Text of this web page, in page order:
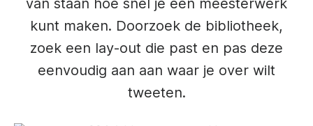
van staan hoe snel je een meesterwerk
kunt maken. Doorzoek de bibliotheek,
zoek een lay-out die past en pas deze
eenvoudig aan aan waar je over wilt
tweeten.